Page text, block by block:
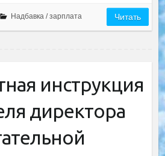
Надбавка / зарплата Читать
инструкция
директора